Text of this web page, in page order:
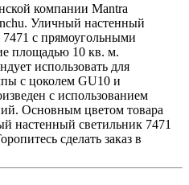
компании Mantra
Уличный настенный
7471 с прямоугольными
площадью 10 кв. м.
использовать для
с цоколем GU10 и
с использованием
Основным цветом товара
настенный светильник 7471
сделать заказ в